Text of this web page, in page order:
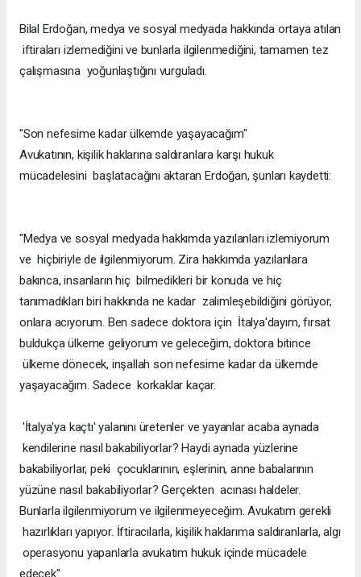
Bilal Erdoğan, medya ve sosyal medyada hakkında ortaya atılan
iftiraları izlemediğini ve bunlarla ilgilenmediğini, tamamen tez
çalışmasına yoğunlaştığını vurguladı.
"Son nefesime kadar ülkemde yaşayacağım"
Avukatının, kişilik haklarına saldıranlara karşı hukuk
mücadelesini başlatacağını aktaran Erdoğan, şunları kaydetti:
"Medya ve sosyal medyada hakkımda yazılanları izlemiyorum
ve hiçbiriyle de ilgilenmiyorum. Zira hakkımda yazılanlara
bakınca, insanların hiç bilmedikleri bir konuda ve hiç
tanımadıkları biri hakkında ne kadar zalimleşebildiğini görüyor,
onlara acıyorum. Ben sadece doktora için İtalya'dayım, fırsat
buldukça ülkeme geliyorum ve geleceğim, doktora bitince
ülkeme dönecek, inşallah son nefesime kadar da ülkemde
yaşayacağım. Sadece korkaklar kaçar.
'İtalya'ya kaçtı' yalanını üretenler ve yayanlar acaba aynada
kendilerine nasıl bakabiliyorlar? Haydi aynada yüzlerine
bakabiliyorlar, peki çocuklarının, eşlerinin, anne babalarının
yüzüne nasıl bakabiliyorlar? Gerçekten acınası haldeler.
Bunlarla ilgilenmiyorum ve ilgilenmeyeceğim. Avukatım gerekli
hazırlıkları yapıyor. İftiracılarla, kişilik haklarıma saldıranlarla, algı
operasyonu yapanlarla avukatım hukuk içinde mücadele